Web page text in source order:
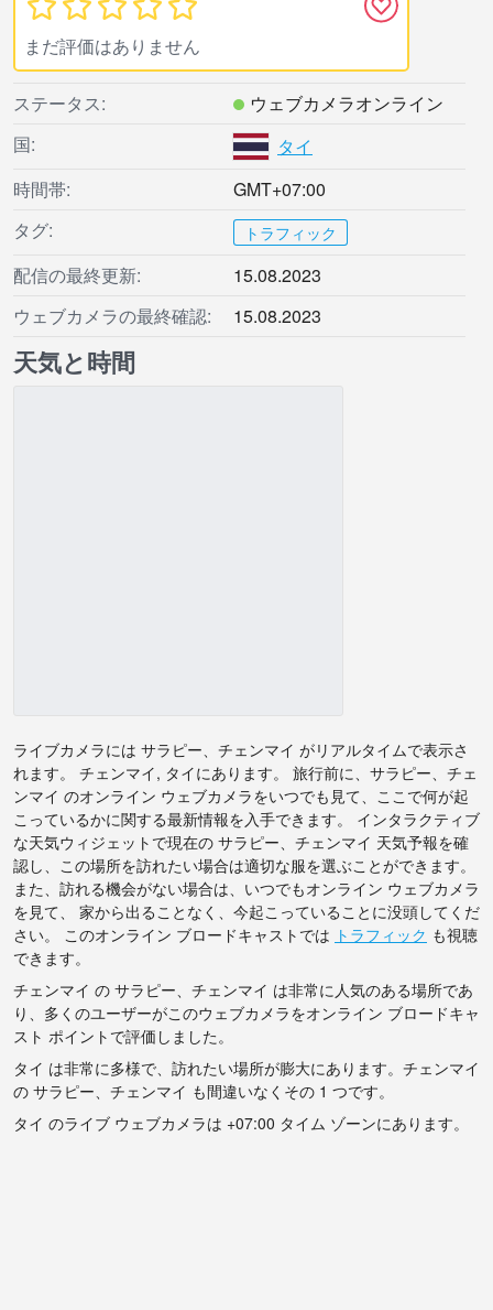
まだ評価はありません
ステータス:
ウェブカメラオンライン
国:
タイ
時間帯:
GMT+07:00
タグ:
トラフィック
配信の最終更新:
15.08.2023
ウェブカメラの最終確認:
15.08.2023
天気と時間
ライブカメラには サラピー、チェンマイ がリアルタイムで表示さ
れます。 チェンマイ, タイにあります。 旅行前に、サラピー、チェ
ンマイ のオンライン ウェブカメラをいつでも見て、ここで何が起
こっているかに関する最新情報を入手できます。 インタラクティブ
な天気ウィジェットで現在の サラピー、チェンマイ 天気予報を確
認し、この場所を訪れたい場合は適切な服を選ぶことができます。
また、訪れる機会がない場合は、いつでもオンライン ウェブカメラ
を見て、 家から出ることなく、今起こっていることに没頭してくだ
さい。 このオンライン ブロードキャストでは トラフィック も視聴
できます。
チェンマイ の サラピー、チェンマイ は非常に人気のある場所であ
り、多くのユーザーがこのウェブカメラをオンライン ブロードキャ
スト ポイントで評価しました。
タイ は非常に多様で、訪れたい場所が膨大にあります。チェンマイ
の サラピー、チェンマイ も間違いなくその 1 つです。
タイ のライブ ウェブカメラは +07:00 タイム ゾーンにあります。